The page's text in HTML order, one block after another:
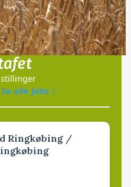
med
Se alle jobs
Ringkøbing /